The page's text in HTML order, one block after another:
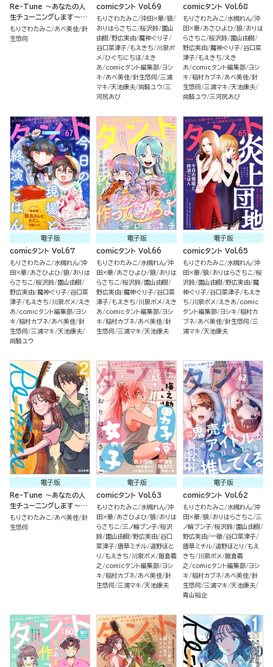
Re-Tune ～あなたの人
生チューニングします～
（3）
もりさわたみこ あべ美佳 針
生悠伺
comicタント Vol.69
もりさわたみこ 沖田×華 狼
おりはらさちこ 桜沢鈴 園山
由樹 野広実由 魔神ぐり子
谷口菜津子 もえきち
川泉ポ
メ ひぐちにちほ
えき
あ
comicタント編集部 ヨシ
キ
あべ美佳 針生悠伺 三浦
マキ 天池康夫 尚騎ユウ 三
河尻あび
comicタント Vol.68
もりさわたみこ 水槻れん 沖
田×華 あさひよひ 狼 おりは
らさちこ 桜沢鈴 園山由樹
野広実由 魔神ぐり子 谷口菜
津子 もえきち
えき
あ
comicタント編集部 ヨシ
キ 稲村カブネ あべ美佳 針
生悠伺 三浦マキ 天池康夫
尚騎ユウ 三河尻あび
電子版
comicタント Vol.67
もりさわたみこ 水槻れん 沖
田×華 あさひよひ 狼 おりは
らさちこ 桜沢鈴 園山由樹
野広実由 魔神ぐり子 谷口菜
津子 もえきち 川泉ポメ
えき
あ
comicタント編集部 ヨシ
キ 稲村カブネ あべ美佳 針
生悠伺 三浦マキ 天池康夫
尚騎ユウ
電子版
comicタント Vol.66
もりさわたみこ 水槻れん 沖
田×華 あさひよひ 狼 おりは
らさちこ 桜沢鈴 園山由樹
野広実由 魔神ぐり子 谷口菜
津子 もえきち 川泉ポメ
えき
あ
comicタント編集部 ヨシ
キ 稲村カブネ あべ美佳 針
生悠伺 三浦マキ 天池康夫
電子版
comicタント Vol.65
もりさわたみこ 水槻れん 沖
田×華 狼 おりはらさちこ 桜
沢鈴 園山由樹 野広実由 魔
神ぐり子 谷口菜津子 もえき
ち
川泉ポメ えきあ
comic
タント編集部 ヨシキ 稲村カ
ブネ あべ美佳 針生悠伺 三
浦マキ 天池康夫
電子版
Re-Tune ～あなたの人
生チューニングします～
（2）
もりさわたみこ あべ美佳 針
生悠伺
電子版
comicタント Vol.63
もりさわたみこ 水槻れん 沖
田×華 あさひよひ 狼 おりは
らさちこ 三ノ輪ブン子 桜沢
鈴 園山由樹 野広実由 谷口
菜津子 唐草ミチル 道野ほと
り
もえきち 川泉ポメ 飯倉義
之
comicタント編集部 ヨシ
キ 稲村カブネ あべ美佳 針
生悠伺 三浦マキ 天池康夫
電子版
comicタント Vol.62
もりさわたみこ 水槻れん 沖
田×華 狼 おりはらさちこ 三
ノ輪ブン子 桜沢鈴 園山由樹
野広実由 一徹 谷口菜津子
唐草ミチル 道野ほとり
もえ
きち
川泉ポメ 飯倉義
之
comicタント編集部 ヨシ
キ 稲村カブネ あべ美佳 針
生悠伺 三浦マキ 天池康夫
青山裕企